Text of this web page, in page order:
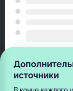
источники